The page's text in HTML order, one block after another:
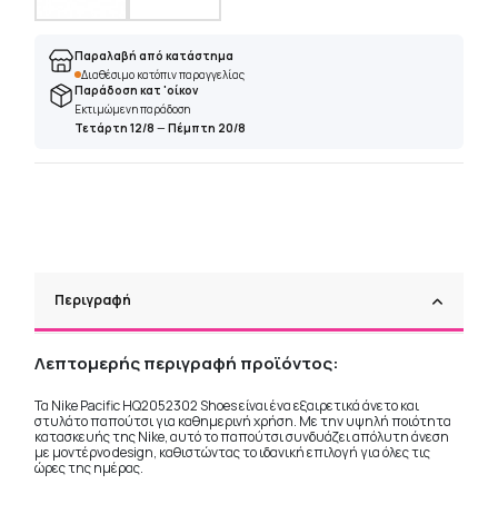
Παραλαβή από κατάστημα
Διαθέσιμο κατόπιν παραγγελίας
Παράδοση κατ 'οίκον
Εκτιμώμενη παράδοση
Τετάρτη 12/8 —Πέμπτη 20/8
Περιγραφή
Λεπτομερής περιγραφή προϊόντος:
Τα Nike Pacific HQ2052302 Shoes είναι ένα εξαιρετικά άνετο και
στυλάτο παπούτσι για καθημερινή χρήση. Με την υψηλή ποιότητα
κατασκευής της Nike, αυτό το παπούτσι συνδυάζει απόλυτη άνεση
με μοντέρνο design, καθιστώντας το ιδανική επιλογή για όλες τις
ώρες της ημέρας.